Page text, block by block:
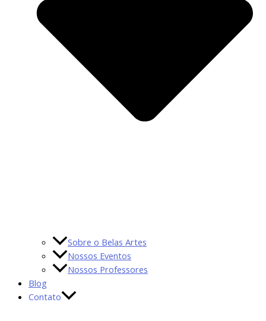
Sobre o Belas Artes
Nossos Eventos
Nossos Professores
Blog
Contato